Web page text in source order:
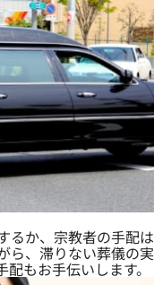
るか、宗教者の手配は
ら、滞りない葬儀の実
もお手伝いします。